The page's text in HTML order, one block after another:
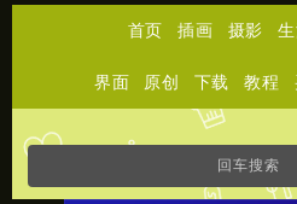
首页 插画 摄影
界面 原创 下载 教程